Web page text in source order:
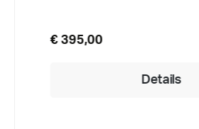
€ 395,00
Details